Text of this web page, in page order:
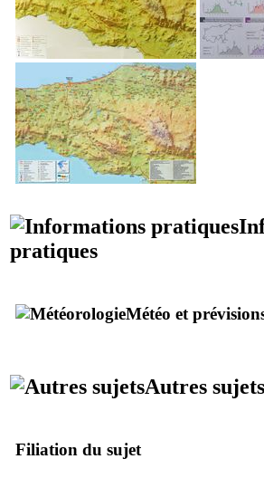
pratiques
Météo et
Autres sujets
Filiation du sujet